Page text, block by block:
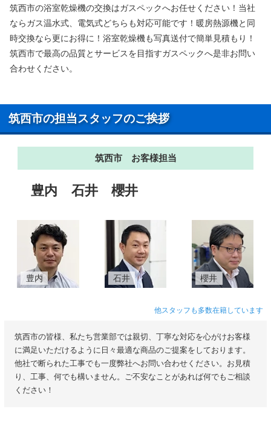
筑西市の浴室乾燥機の交換はガスペックへお任せください！当社
ならガス温水式、電気式どちらも対応可能です！暖房熱源機と同
時交換なら更にお得に！浴室乾燥機も写真送付で簡単見積もり！
筑西市で最高の品質とサービスを目指すガスペックへ是非お問い
合わせください。
筑西市の担当スタッフのご挨拶
筑西市 お客様担当
豊内 石井 櫻井
豊内 石井 櫻井
他スタッフも多数在籍しています
筑西市の皆様、私たち営業部では親切、丁寧な対応を心がけお客様
に満足いただけるように日々最適な商品のご提案をしております。
他社で断られた工事でも一度弊社へお問い合わせください。お見積
り、工事、何でも構いません。ご不安なことがあれば何でもご相談
ください！